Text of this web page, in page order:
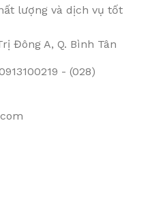
lượng và dịch vụ tốt
Đông A, Q. Bình Tân
- (028)